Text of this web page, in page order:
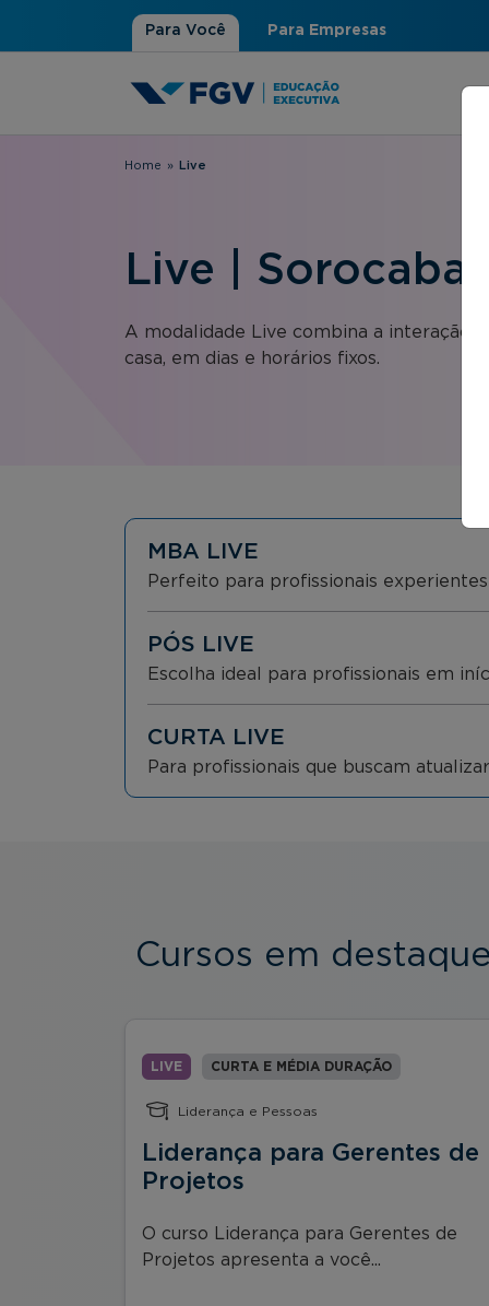
Para Você Para Empresas
Você está aqui
Home » Live
Live | Sorocaba,
A modalidade Live combina a interação
casa, em dias e horários fixos.
MBA LIVE
Perfeito para profissionais
PÓS LIVE
Escolha ideal para profissionais em
CURTA LIVE
Para profissionais que buscam
Cursos em
LIVE CURTA E MÉDIA DURAÇÃO
Liderança e Pessoas
Liderança para Gerentes de
Projetos
O curso Liderança para Gerentes de
Projetos apresenta a você...